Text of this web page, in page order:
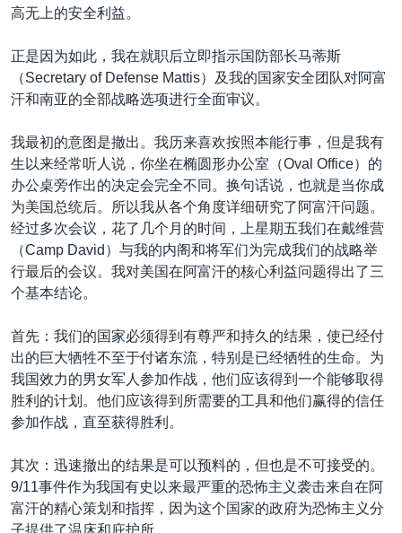
高无上的安全利益。
正是因为如此，我在就职后立即指示国防部长马蒂斯
（Secretary of Defense Mattis）及我的国家安全团队对阿富
汗和南亚的全部战略选项进行全面审议。
我最初的意图是撤出。我历来喜欢按照本能行事，但是我有
生以来经常听人说，你坐在椭圆形办公室（Oval Office）的
办公桌旁作出的决定会完全不同。换句话说，也就是当你成
为美国总统后。所以我从各个角度详细研究了阿富汗问题。
经过多次会议，花了几个月的时间，上星期五我们在戴维营
（Camp David）与我的内阁和将军们为完成我们的战略举
行最后的会议。我对美国在阿富汗的核心利益问题得出了三
个基本结论。
首先：我们的国家必须得到有尊严和持久的结果，使已经付
出的巨大牺牲不至于付诸东流，特别是已经牺牲的生命。为
我国效力的男女军人参加作战，他们应该得到一个能够取得
胜利的计划。他们应该得到所需要的工具和他们赢得的信任
参加作战，直至获得胜利。
其次：迅速撤出的结果是可以预料的，但也是不可接受的。
9/11事件作为我国有史以来最严重的恐怖主义袭击来自在阿
富汗的精心策划和指挥，因为这个国家的政府为恐怖主义分
子提供了温床和庇护所。